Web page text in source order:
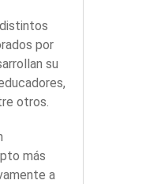
por
su
otros.
más
a